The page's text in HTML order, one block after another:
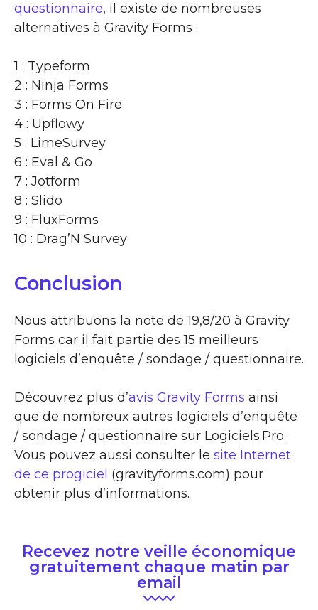
questionnaire, il existe de nombreuses
alternatives à Gravity Forms :
1 : Typeform
2 : Ninja Forms
3 : Forms On Fire
4 : Upflowy
5 : LimeSurvey
6 : Eval & Go
7 : Jotform
8 : Slido
9 : FluxForms
10 : Drag’N Survey
Conclusion
Nous attribuons la note de 19,8/20 à Gravity
Forms car il fait partie des 15 meilleurs
logiciels d’enquête / sondage / questionnaire.
Découvrez plus d’avis Gravity Forms ainsi
que de nombreux autres logiciels d’enquête
/ sondage / questionnaire sur Logiciels.Pro.
Vous pouvez aussi consulter le site Internet
de ce progiciel (gravityforms.com) pour
obtenir plus d’informations.
Recevez notre veille économique
gratuitement chaque matin par
email